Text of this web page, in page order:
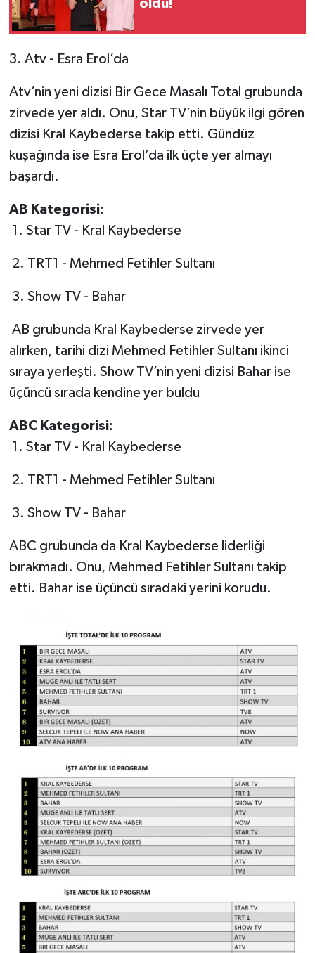
oldu!
3. Atv - Esra Erol’da
Atv’nin yeni dizisi Bir Gece Masalı Total grubunda
zirvede yer aldı. Onu, Star TV’nin büyük ilgi gören
dizisi Kral Kaybederse takip etti. Gündüz
kuşağında ise Esra Erol’da ilk üçte yer almayı
başardı.
AB Kategorisi:
1. Star TV - Kral Kaybederse
2. TRT1 - Mehmed Fetihler Sultanı
3. Show TV - Bahar
AB grubunda Kral Kaybederse zirvede yer
alırken, tarihi dizi Mehmed Fetihler Sultanı ikinci
sıraya yerleşti. Show TV’nin yeni dizisi Bahar ise
üçüncü sırada kendine yer buldu
ABC Kategorisi:
1. Star TV - Kral Kaybederse
2. TRT1 - Mehmed Fetihler Sultanı
3. Show TV - Bahar
ABC grubunda da Kral Kaybederse liderliği
bırakmadı. Onu, Mehmed Fetihler Sultanı takip
etti. Bahar ise üçüncü sıradaki yerini korudu.